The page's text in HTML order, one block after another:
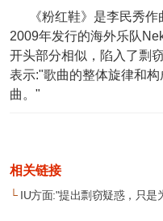
《粉红鞋》是李民秀作
2009年发行的海外乐队
开头部分相似，陷入了剽
表示:"歌曲的整体旋律和
曲。"
相关链接
└IU方面:"提出剽窃疑惑，只是